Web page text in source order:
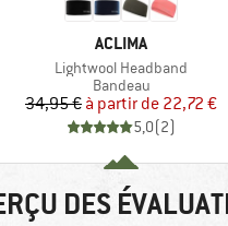
MARQUE
ACLIMA
Article
Lightwool Headband
Product group
Bandeau
Prix
34,95 € Prix réduit
à partir de 22,72 €
5,0(2)
DES